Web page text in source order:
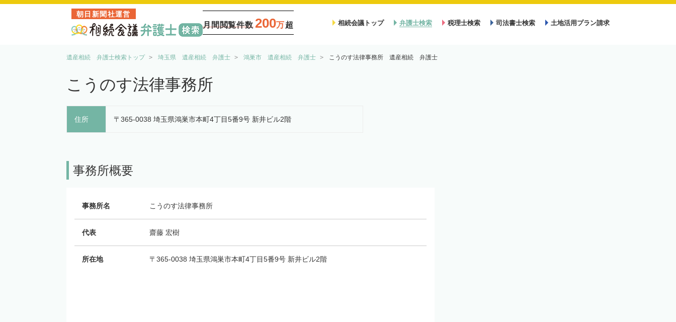
朝日新聞社運営
月間閲覧件数 200万超 相続会議トップ 弁護士検索 税理士検索 司法書士検索 土地活用プラン請求
遺産相続 弁護士検索トップ 埼玉県 遺産相続 弁護士 鴻巣市 遺産相続 弁護士 こうのす法律事務所 遺産相続 弁護士
こうのす法律事務所
住所 〒365-0038 埼玉県鴻巣市本町4丁目5番9号 新井ビル2階
事務所概要
事務所名 こうのす法律事務所
代表 齋藤 宏樹
所在地 〒365-0038 埼玉県鴻巣市本町4丁目5番9号 新井ビル2階